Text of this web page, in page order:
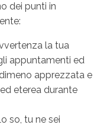
dei punti in
la tua
appuntamenti ed
apprezzata e
eterea durante
so, tu ne sei